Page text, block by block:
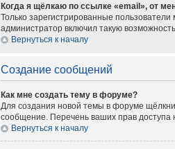
Когда я щёлкаю по ссылке «email», от
Только зарегистрированные
администратор включил такую
Вернуться к началу
Создание сообщений
Как мне создать тему в форуме?
Для создания новой темы в форуме
сообщение. Перечень ваших прав
Вернуться к началу